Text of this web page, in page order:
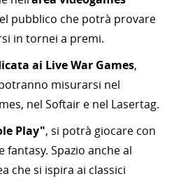
pubblico che potrà provare
in tornei a premi.
ai Live War Games,
misurarsi nel
nel Softair e nel Lasertag.
Play", si potrà giocare con
Spazio anche al
che si ispira ai classici